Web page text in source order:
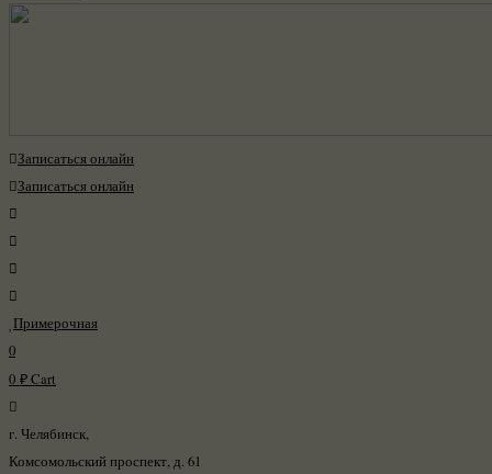
Записаться онлайн
Записаться онлайн
Примерочная
0
0 ₽Cart
г. Челябинск,
Комсомольский проспект, д. 61